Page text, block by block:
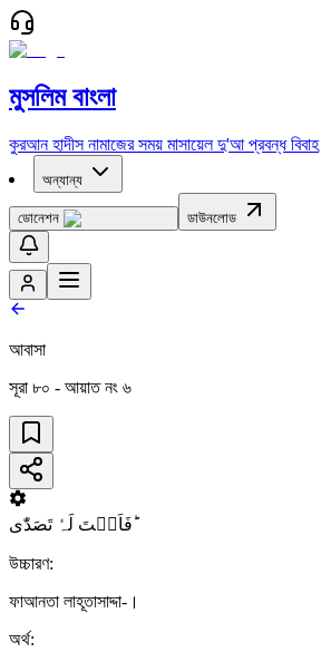
মুসলিম বাংলা
কুরআন হাদীস নামাজের সময় মাসায়েল দু'আ প্রবন্ধ বিবাহ
অন্যান্য
ডোনেশন ডাউনলোড
আবাসা
সূরা ৮০ - আয়াত নং ৬
فَاَنۡتَ لَہٗ تَصَدّٰی ؕ
উচ্চারণ:
ফাআনতা লাহূতাসাদ্দা-।
অর্থ: